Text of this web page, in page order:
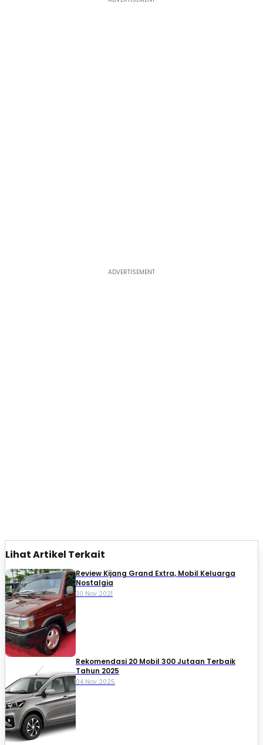
Lihat Artikel Terkait
Review Kijang Grand Extra, Mobil Keluarga
Nostalgia
30 Nov 2021
Rekomendasi 20 Mobil 300 Jutaan Terbaik
Tahun 2025
04 Nov 2025